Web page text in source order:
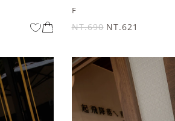
F
NT.690 NT.621